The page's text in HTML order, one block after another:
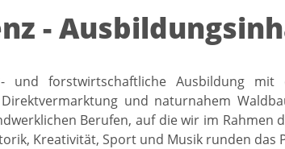
-
und forstwirtschaftliche Ausbildung
und naturnahem
Berufen, auf die wir im
Kreativität, Sport und Musik runden